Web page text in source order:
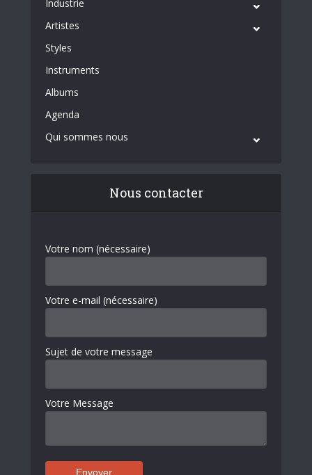
Industrie
Artistes
Styles
Instruments
Albums
Agenda
Qui sommes nous
Nous contacter
Votre nom (nécessaire)
Votre e-mail (nécessaire)
Sujet de votre message
Votre Message